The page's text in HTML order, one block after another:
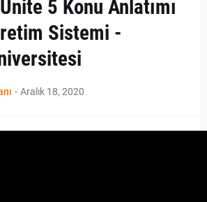
5 Konu Anlatımı
Sistemi -
- Aralık 18, 2020